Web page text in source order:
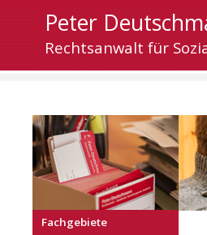
Peter
Rechtsanwalt für
Fachgebiete